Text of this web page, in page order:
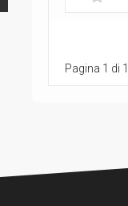
Pagina 1 di 1